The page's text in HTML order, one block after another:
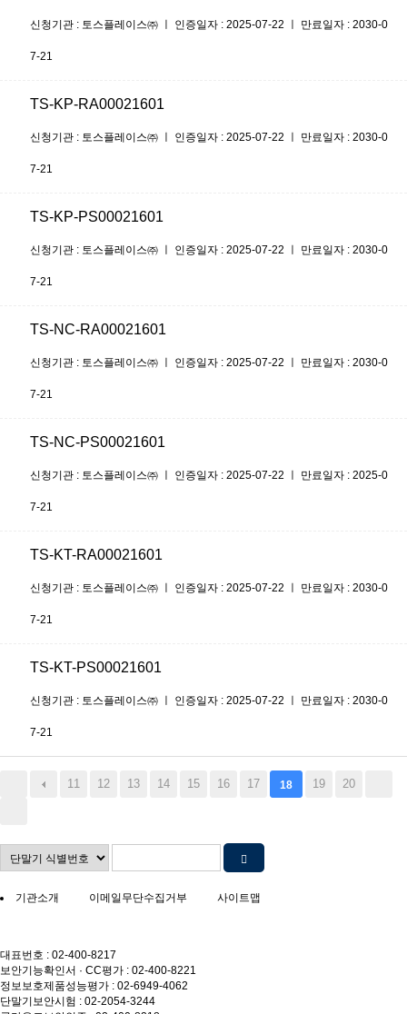
신청기관 : 토스플레이스㈜ ㅣ 인증일자 : 2025-07-22 ㅣ 만료일자 : 2030-0
7-21
TS-KP-RA00021601
신청기관 : 토스플레이스㈜ ㅣ 인증일자 : 2025-07-22 ㅣ 만료일자 : 2030-0
7-21
TS-KP-PS00021601
신청기관 : 토스플레이스㈜ ㅣ 인증일자 : 2025-07-22 ㅣ 만료일자 : 2030-0
7-21
TS-NC-RA00021601
신청기관 : 토스플레이스㈜ ㅣ 인증일자 : 2025-07-22 ㅣ 만료일자 : 2030-0
7-21
TS-NC-PS00021601
신청기관 : 토스플레이스㈜ ㅣ 인증일자 : 2025-07-22 ㅣ 만료일자 : 2025-0
7-21
TS-KT-RA00021601
신청기관 : 토스플레이스㈜ ㅣ 인증일자 : 2025-07-22 ㅣ 만료일자 : 2030-0
7-21
TS-KT-PS00021601
신청기관 : 토스플레이스㈜ ㅣ 인증일자 : 2025-07-22 ㅣ 만료일자 : 2030-0
7-21
11 12 13 14 15 16 17 18 19 20
기관소개 이메일무단수집거부 사이트맵
대표번호 : 02-400-8217
보안기능확인서 · CC평가 : 02-400-8221
정보보호제품성능평가 : 02-6949-4062
단말기보안시험 : 02-2054-3244